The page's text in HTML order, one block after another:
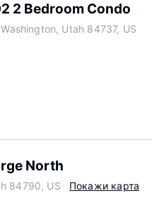
2 Bedroom Condo
Utah 84737, US
North
84790, US Покажи карта